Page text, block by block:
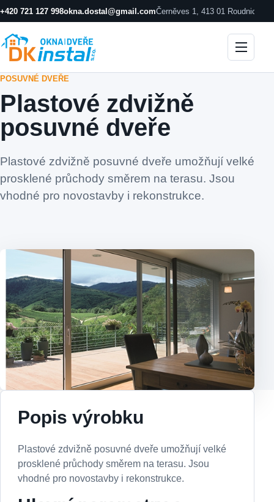
+420 721 127 998okna.dostal@gmail.comČerněves 1, 413 01 Roudnice
POSUVNÉ DVEŘE
Plastové zdvižně
posuvné dveře
Plastové zdvižně posuvné dveře umožňují velké
prosklené průchody směrem na terasu. Jsou
vhodné pro novostavby i rekonstrukce.
Popis výrobku
Plastové zdvižně posuvné dveře umožňují velké
prosklené průchody směrem na terasu. Jsou
vhodné pro novostavby i rekonstrukce.